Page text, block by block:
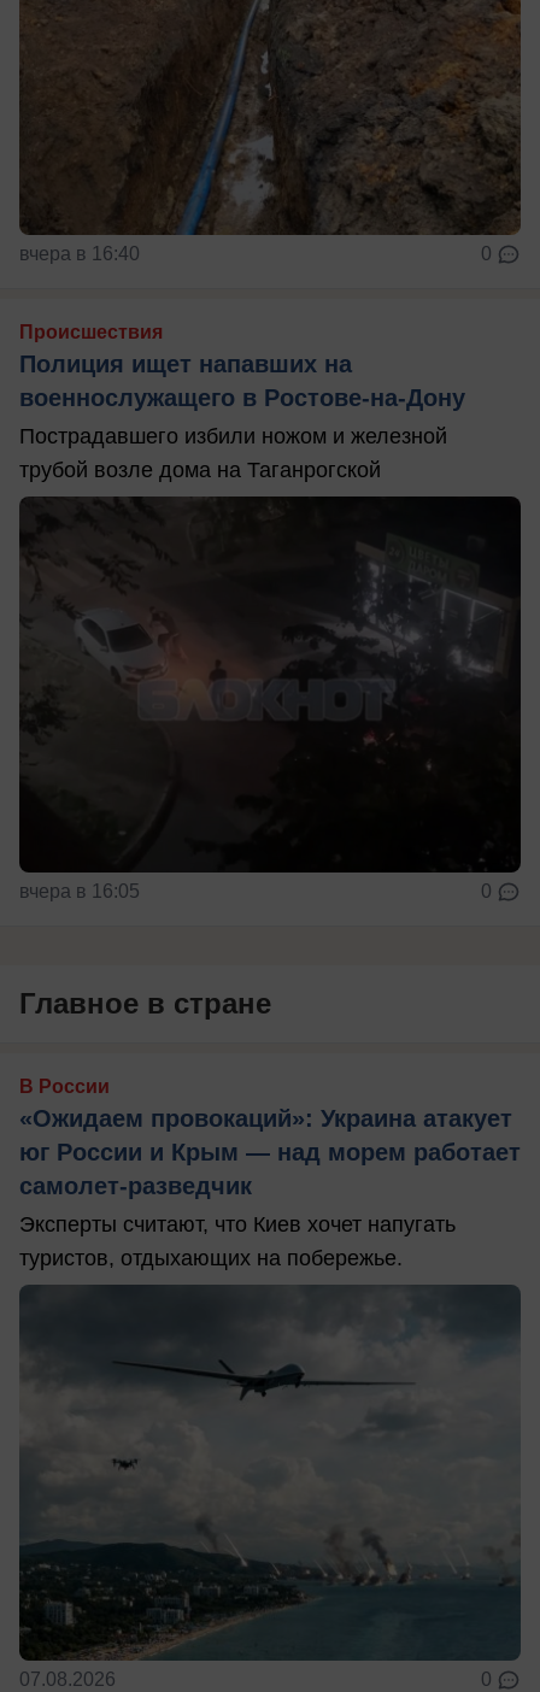
вчера в 16:40 0
Происшествия
Полиция ищет напавших на
военнослужащего в Ростове-на-Дону
Пострадавшего избили ножом и железной
трубой возле дома на Таганрогской
вчера в 16:05 0
Главное в стране
В России
«Ожидаем провокаций»: Украина атакует
юг России и Крым — над морем работает
самолет-разведчик
Эксперты считают, что Киев хочет напугать
туристов, отдыхающих на побережье.
07.08.2026 0